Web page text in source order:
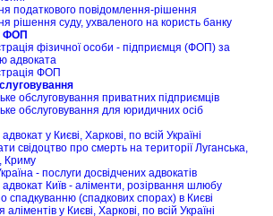
податкового повідомлення-рішення
рішення суду, ухваленого на користь банку
ФОП
фізичної особи - підприємця (ФОП) за
адвоката
ФОП
обслуговування приватних підприємців
обслуговування для юридичних осіб
у Києві, Харкові, по всій Україні
свідоцтво про смерть на території Луганська,
Криму
- послуги досвідчених адвокатів
Київ - аліменти, розірвання шлюбу
спадкуванню (спадкових спорах) в Києві
у Києві, Харкові, по всій Україні